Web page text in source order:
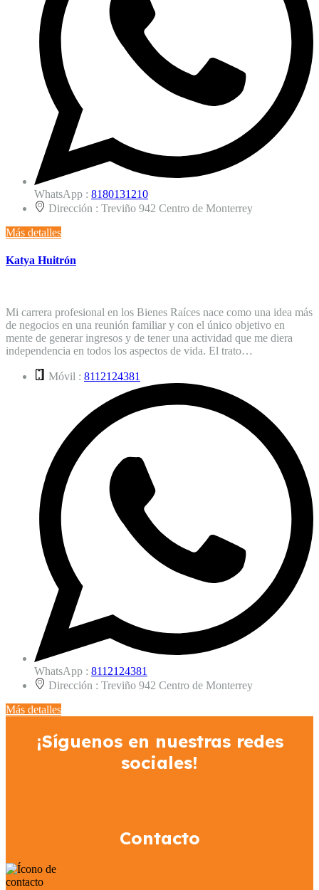
WhatsApp : 8180131210
Dirección : Treviño 942 Centro de Monterrey
Más detalles
Katya Huitrón
Mi carrera profesional en los Bienes Raíces nace como una idea más
de negocios en una reunión familiar y con el único objetivo en
mente de generar ingresos y de tener una actividad que me diera
independencia en todos los aspectos de vida. El trato…
Móvil : 8112124381
WhatsApp : 8112124381
Dirección : Treviño 942 Centro de Monterrey
Más detalles
¡Síguenos en nuestras redes
sociales!
Contacto